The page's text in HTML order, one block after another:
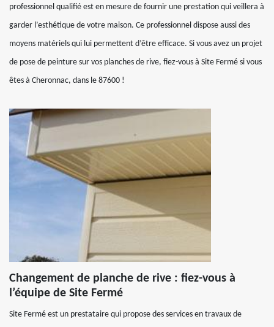
professionnel qualifié est en mesure de fournir une prestation qui veillera à
garder l’esthétique de votre maison. Ce professionnel dispose aussi des
moyens matériels qui lui permettent d’être efficace. Si vous avez un projet
de pose de peinture sur vos planches de rive, fiez-vous à Site Fermé si vous
êtes à Cheronnac, dans le 87600 !
Changement de planche de rive : fiez-vous à
l’équipe de Site Fermé
Site Fermé est un prestataire qui propose des services en travaux de